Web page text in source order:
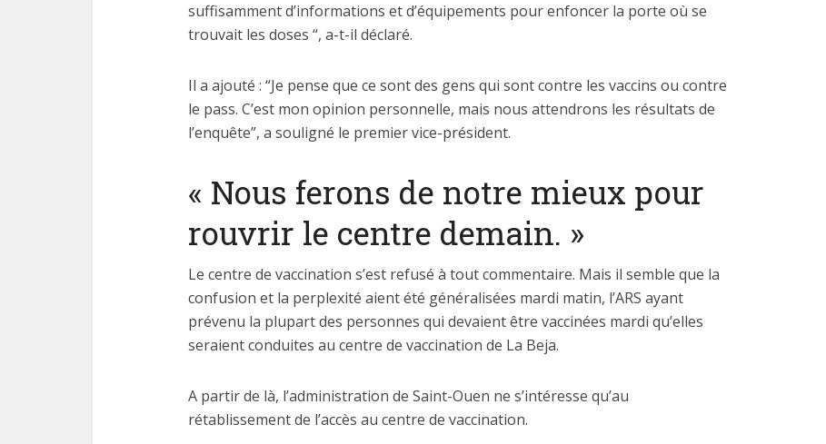
suffisamment d’informations et d’équipements pour enfoncer la porte où se
trouvait les doses “, a-t-il déclaré.
Il a ajouté : “Je pense que ce sont des gens qui sont contre les vaccins ou contre
le pass. C’est mon opinion personnelle, mais nous attendrons les résultats de
l’enquête”, a souligné le premier vice-président.
« Nous ferons de notre mieux pour
rouvrir le centre demain. »
Le centre de vaccination s’est refusé à tout commentaire. Mais il semble que la
confusion et la perplexité aient été généralisées mardi matin, l’ARS ayant
prévenu la plupart des personnes qui devaient être vaccinées mardi qu’elles
seraient conduites au centre de vaccination de La Beja.
A partir de là, l’administration de Saint-Ouen ne s’intéresse qu’au
rétablissement de l’accès au centre de vaccination.